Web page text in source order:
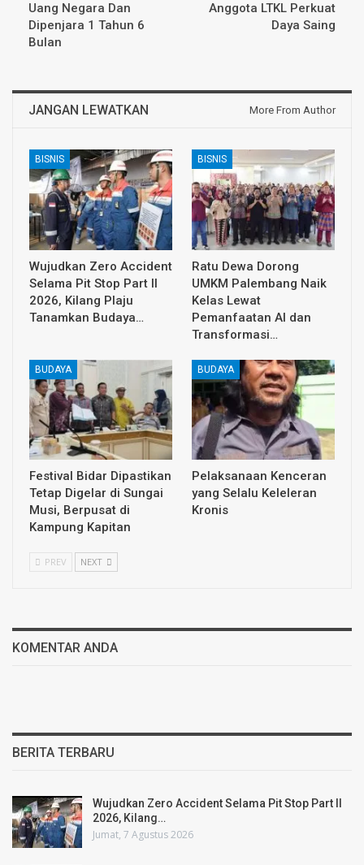
Uang Negara Dan
Dipenjara 1 Tahun 6
Bulan
Anggota LTKL Perkuat
Daya Saing
JANGAN LEWATKAN More From Author
BISNIS
Wujudkan Zero Accident
Selama Pit Stop Part II
2026, Kilang Plaju
Tanamkan Budaya…
BISNIS
Ratu Dewa Dorong
UMKM Palembang Naik
Kelas Lewat
Pemanfaatan AI dan
Transformasi…
BUDAYA
Festival Bidar Dipastikan
Tetap Digelar di Sungai
Musi, Berpusat di
Kampung Kapitan
BUDAYA
Pelaksanaan Kenceran
yang Selalu Keleleran
Kronis
PREV NEXT
KOMENTAR ANDA
BERITA TERBARU
Wujudkan Zero Accident Selama Pit Stop Part II
2026, Kilang…
Jumat, 7 Agustus 2026